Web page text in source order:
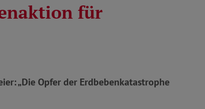
für
„Die Opfer der Erdbebenkatastrophe